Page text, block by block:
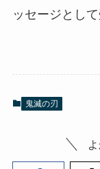
ッセージとし
鬼滅の刃